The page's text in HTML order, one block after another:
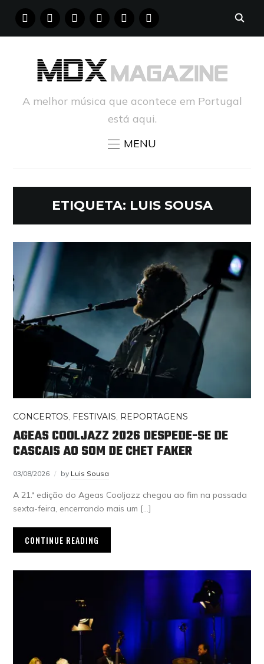
FACEBOOKINSTAGRAM
YOUTUBE PINTERESTTUMBLR
A melhor música que acontece em Portugal
está aqui.
MENU
ETIQUETA: LUIS SOUSA
CONCERTOS, FESTIVAIS, REPORTAGENS
AGEAS COOLJAZZ 2026 DESPEDE-SE DE
CASCAIS AO SOM DE CHET FAKER
03/08/2026 by Luis Sousa
A 21.ª edição do Ageas Cooljazz chegou ao fim na passada
sexta-feira, encerrando mais um […]
CONTINUE READING